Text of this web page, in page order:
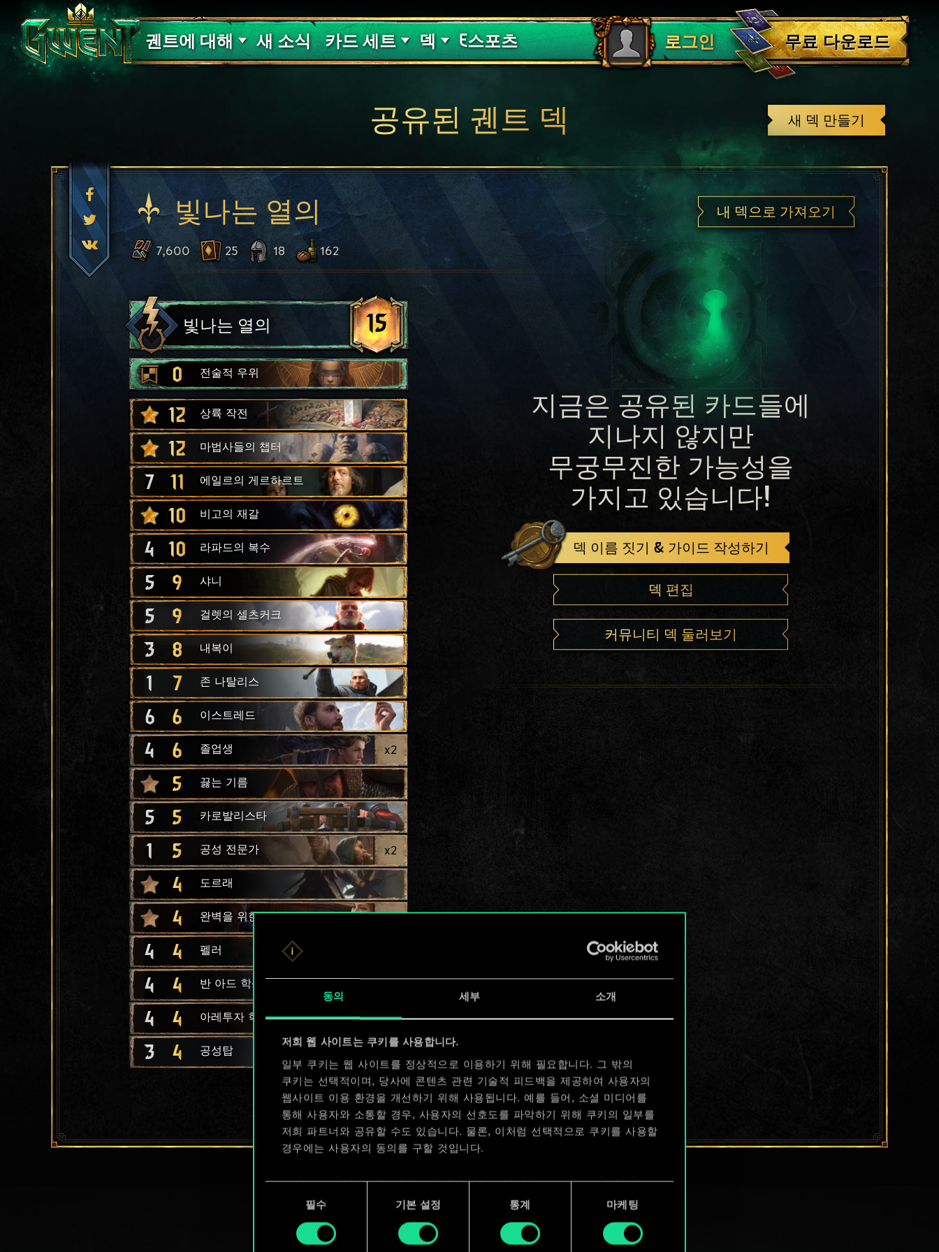
동의 세부 소개
저희 웹 사이트는 쿠키를 사용합니다.
일부 쿠키는 웹 사이트를 정상적으로 이용하기 위해 필요합니다. 그 밖의
쿠키는 선택적이며, 당사에 콘텐츠 관련 기술적 피드백을 제공하여 사용자의
웹사이트 이용 환경을 개선하기 위해 사용됩니다. 예를 들어, 소셜 미디어를
통해 사용자와 소통할 경우, 사용자의 선호도를 파악하기 위해 쿠키의 일부를
저희 파트너와 공유할 수도 있습니다. 물론, 이처럼 선택적으로 쿠키를 사용할
경우에는 사용자의 동의를 구할 것입니다.
쿠키 사용에 관한 세부 사항이나 관련 설정은 아래의 "Settings" 메뉴에서
확인할 수 있습니다.
필수 기본 설정 통계 마케팅
궨트에 대해
고객 지원
새 소식 카드 세트
핏빛 저주
덱
덱 가이드
E스포츠 로그인
로그아웃
무료 다운로드
새 덱 만들기
공유된 궨트 덱
빛나는 열의 내 덱으로 가져오기
7,600 25 18 162
빛나는 열의 15
0 전술적 우위
12 상륙 작전
12 마법사들의 챕터
7 11 에일르의 게르하르트
10 비고의 재갈
4 10 라파드의 복수
5 9 샤니
5 9 걸렛의 셀츠커크
3 8 내복이
1 7 존 나탈리스
6 6 이스트레드
4 6 졸업생 x2
5 끓는 기름
5 5 카로발리스타
1 5 공성 전문가 x2
4 도르래
4 완벽을 위한 훈련 x2
4 4 펠러
4 4 반 아드 학생
4 4 아레투자 학생 x2
3 4 공성탑
지금은 공유된 카드들에
지나지 않지만
무궁무진한 가능성을
가지고 있습니다!
덱 이름 짓기 & 가이드 작성하기
덱 편집
커뮤니티 덱 둘러보기